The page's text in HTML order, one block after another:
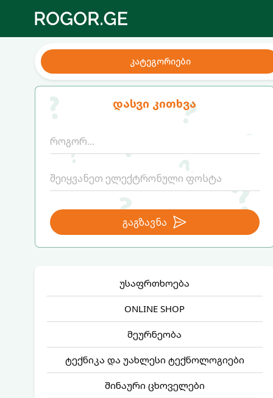
კატეგორიები
დასვი კითხვა
გაგზავნა
უსაფრთხოება
ONLINE SHOP
მეურნეობა
ტექნიკა და უახლესი ტექნოლოგიები
შინაური ცხოველები